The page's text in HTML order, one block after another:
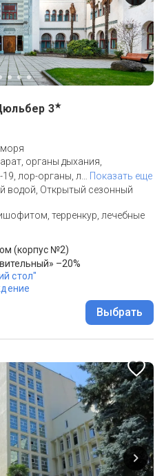
3★
органы дыхания,
лор-органы, л
Показать еще
водой, Открытый сезонный
терренкур, лечебные
(корпус №2)
–20%
стол"
Выбрать